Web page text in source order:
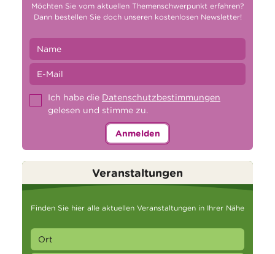
Möchten Sie vom aktuellen Themenschwerpunkt erfahren?
Dann bestellen Sie doch unseren kostenlosen Newsletter!
Ich habe die Datenschutzbestimmungen
gelesen und stimme zu.
Anmelden
Veranstaltungen
Finden Sie hier alle aktuellen Veranstaltungen in Ihrer Nähe